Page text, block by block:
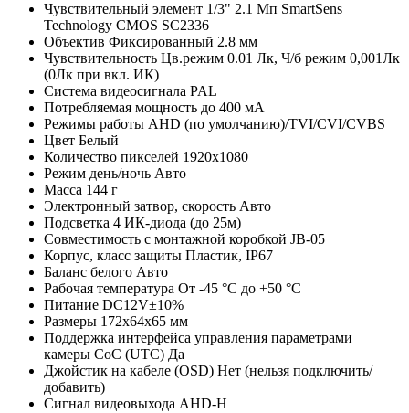
Чувствительный элемент 1/3" 2.1 Мп SmartSens
Technology CMOS SC2336
Объектив Фиксированный 2.8 мм
Чувствительность Цв.режим 0.01 Лк, Ч/б режим 0,001Лк
(0Лк при вкл. ИК)
Система видеосигнала PAL
Потребляемая мощность до 400 мА
Режимы работы AHD (по умолчанию)/TVI/CVI/CVBS
Цвет Белый
Количество пикселей 1920x1080
Режим день/ночь Авто
Масса 144 г
Электронный затвор, скорость Авто
Подсветка 4 ИК-диода (до 25м)
Совместимость с монтажной коробкой JB-05
Корпус, класс защиты Пластик, IP67
Баланс белого Авто
Рабочая температура От -45 °С до +50 °С
Питание DC12V±10%
Размеры 172x64х65 мм
Поддержка интерфейса управления параметрами
камеры CoC (UTC) Да
Джойстик на кабеле (OSD) Нет (нельзя подключить/
добавить)
Сигнал видеовыхода AHD-H